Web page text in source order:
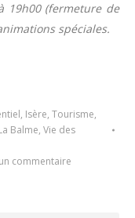
19h00 (fermeture de
spéciales.
, Isère, Tourisme,
Balme, Vie des
commentaire